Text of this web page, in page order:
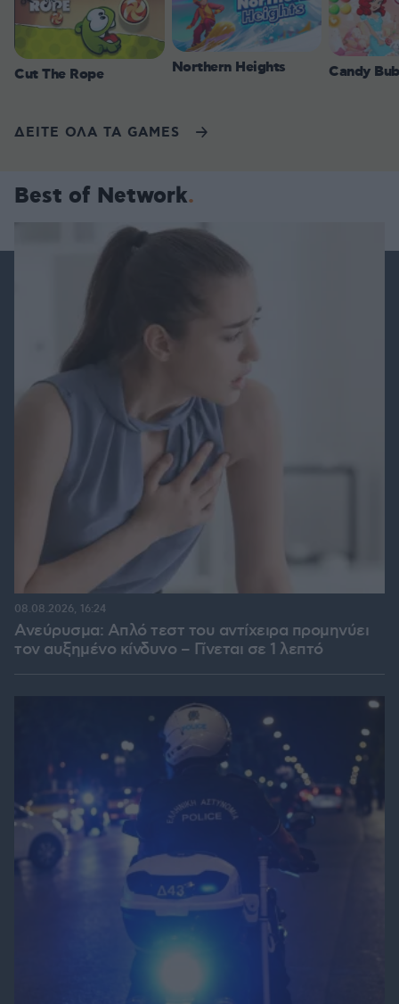
Cut The Rope Northern Heights Candy
ΔΕΙΤΕ ΟΛΑ ΤΑ GAMES
Best of Network
Ανεύρυσμα: Απλό τεστ του αντίχειρα προμηνύει
τον αυξημένο κίνδυνο – Γίνεται σε 1 λεπτό
08.08.2026, 16:24